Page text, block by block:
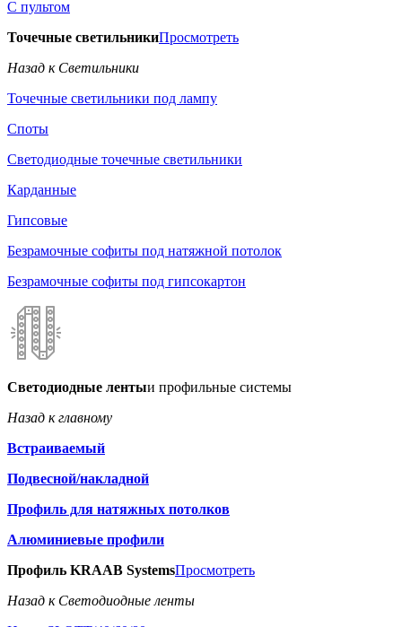
С пультом
Точечные светильникиПросмотреть
Назад к Светильники
Точечные светильники под лампу
Споты
Светодиодные точечные светильники
Карданные
Гипсовые
Безрамочные софиты под натяжной потолок
Безрамочные софиты под гипсокартон
Светодиодные лентыи профильные системы
Назад к главному
Встраиваемый
Подвесной/накладной
Профиль для натяжных потолков
Алюминиевые профили
Профиль KRAAB SystemsПросмотреть
Назад к Светодиодные ленты